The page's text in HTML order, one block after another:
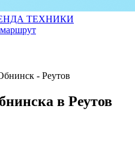
ТЕХНИКИ
- Реутов
в Реутов